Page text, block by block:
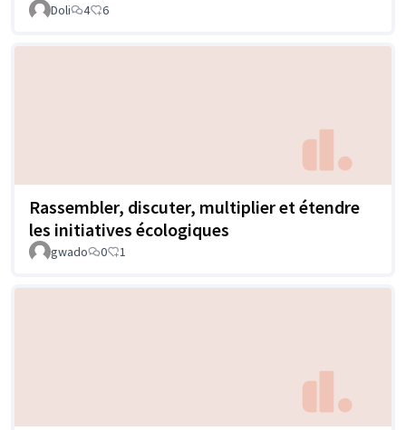
Doli 4 6
Rassembler, discuter, multiplier et étendre
les initiatives écologiques
gwado 0 1